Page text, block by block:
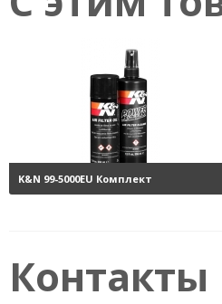
K&N 99-5000EU Комплект
Контакты